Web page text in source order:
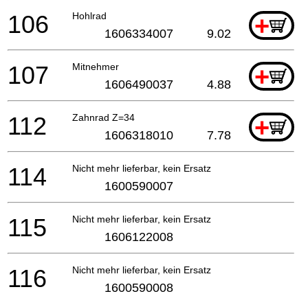
Hohlrad +
106 1606334007 9.02
Mitnehmer +
107 1606490037 4.88
Zahnrad Z=34 +
112 1606318010 7.78
Nicht mehr lieferbar, kein Ersatz
114 1600590007
Nicht mehr lieferbar, kein Ersatz
115 1606122008
Nicht mehr lieferbar, kein Ersatz
116 1600590008